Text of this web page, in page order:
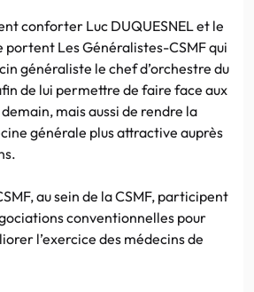
conforter Luc DUQUESNEL et le
portent Les Généralistes-CSMF qui
généraliste le chef d’orchestre du
de lui permettre de faire face aux
mais aussi de rendre la
générale plus attractive auprès
au sein de la CSMF, participent
conventionnelles pour
l’exercice des médecins de